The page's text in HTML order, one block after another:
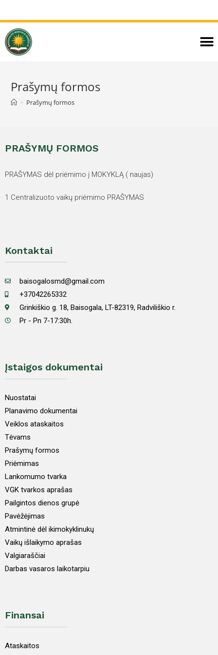
Prašymų formos
> Prašymų formos
PRAŠYMŲ FORMOS
PRAŠYMAS dėl priėmimo į MOKYKLĄ ( naujas)
1 Centralizuoto vaikų priėmimo PRAŠYMAS
Kontaktai
baisogalosmd@gmail.com
+37042265332
Grinkiškio g. 18, Baisogala, LT-82319, Radviliškio r.
Pr - Pn 7-17:30h.
Įstaigos dokumentai
Nuostatai
Planavimo dokumentai
Veiklos ataskaitos
Tėvams
Prašymų formos
Priėmimas
Lankomumo tvarka
VGK tvarkos aprašas
Pailgintos dienos grupė
Pavėžėjimas
Atmintinė dėl ikimokyklinukų
Vaikų išlaikymo aprašas
Valgiaraščiai
Darbas vasaros laikotarpiu
Finansai
Ataskaitos